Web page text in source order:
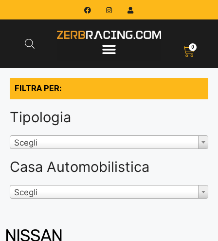
0
FILTRA PER:
Tipologia
Scegli
Casa Automobilistica
Scegli
NISSAN